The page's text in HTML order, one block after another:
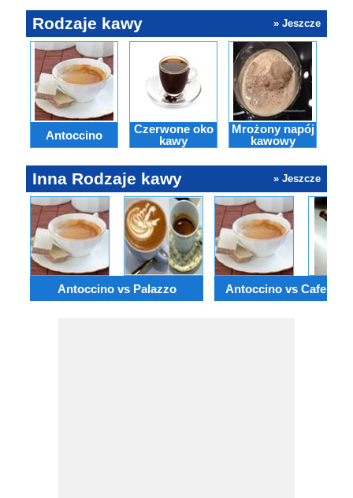
Rodzaje kawy » Jeszcze
Antoccino
Czerwone oko
kawy
Mrożony napój
kawowy
Inna Rodzaje kawy » Jeszcze
Antoccino vs Palazzo Antoccino vs Cafe